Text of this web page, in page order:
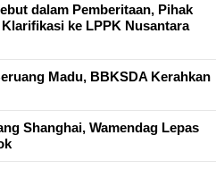
dalam Pemberitaan, Pihak
ke LPPK Nusantara
Madu, BBKSDA Kerahkan
Shanghai, Wamendag Lepas